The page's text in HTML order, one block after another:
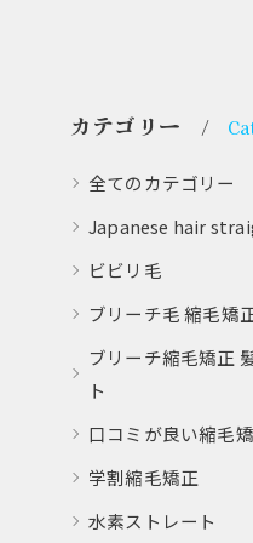
カテゴリー
全てのカテゴリー
Japanese hair
ビビリ毛
ブリーチ毛 縮毛矯
ブリーチ縮毛矯正
ト
口コミが良い縮毛
学割縮毛矯正
水素ストレート